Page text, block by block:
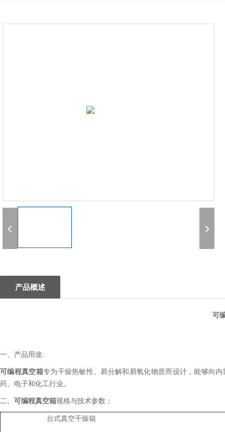
产品概述
可
一、产品用途:
可编程真空箱专为干燥热敏性、易分解和易氧化物质而设计，能够向
药、电子和化工行业。
二、 可编程真空箱规格与技术参数：
台式真空干燥箱